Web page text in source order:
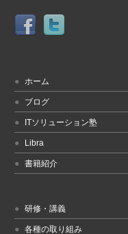
ホーム
ブログ
ITソリューション塾
Libra
書籍紹介
研修・講義
各種の取り組み